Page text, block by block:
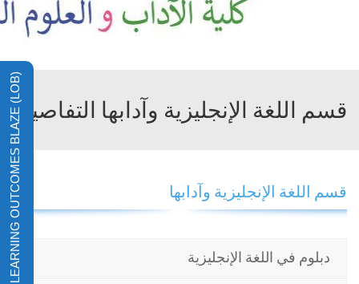
قسم اللغة الإنجليزية وآدابها التفاصيل
قسم اللغة الإنجليزية وآدابها
دبلوم في اللغة الإنجليزية LEARNING OUTCOMES BLAZE (LOB)